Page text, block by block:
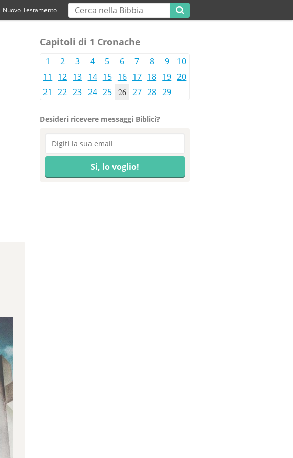
Nuovo Testamento
Capitoli di 1 Cronache
1 2 3 4 5 6 7 8 9
10
11
12 13 14 15 16 17 18 19 20
21
22 23 24 25 26 27 28 29
Desideri ricevere messaggi Biblici?